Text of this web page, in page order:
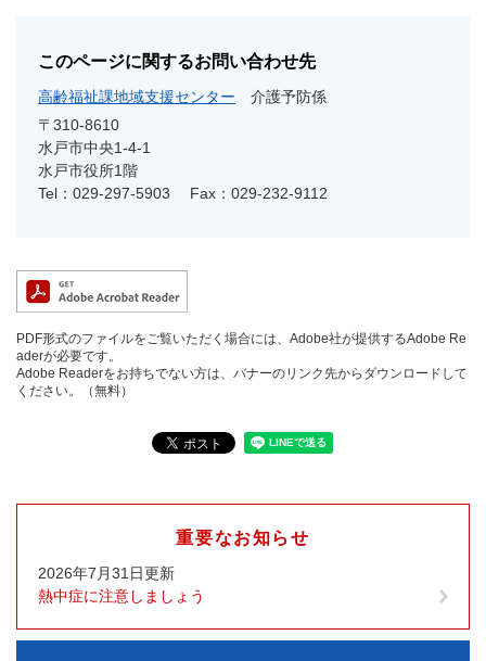
このページに関するお問い合わせ先
高齢福祉課地域支援センター
介護予防係
〒310-8610
水戸市中央1-4-1
水戸市役所1階
Tel：029-297-5903
Fax：029-232-9112
PDF形式のファイルをご覧いただく場合には、Adobe社が提供するAdobe Re
aderが必要です。
Adobe Readerをお持ちでない方は、バナーのリンク先からダウンロードして
ください。（無料）
重要なお知らせ
2026年7月31日更新
熱中症に注意しましょう